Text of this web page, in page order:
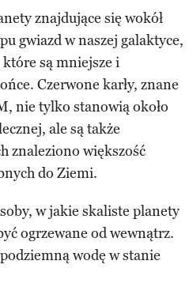
znajdujące się wokół
gwiazd w naszej galaktyce,
które są mniejsze i
Czerwone karły, znane
nie tylko stanowią około
ale są także
znaleziono większość
do Ziemi.
w jakie skaliste planety
ogrzewane od wewnątrz.
wodę w stanie